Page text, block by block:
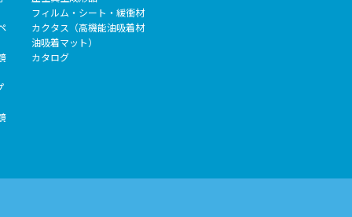
フィルム・シート・緩衝材
カクタス（高機能油吸着材
油吸着マット）
カタログ